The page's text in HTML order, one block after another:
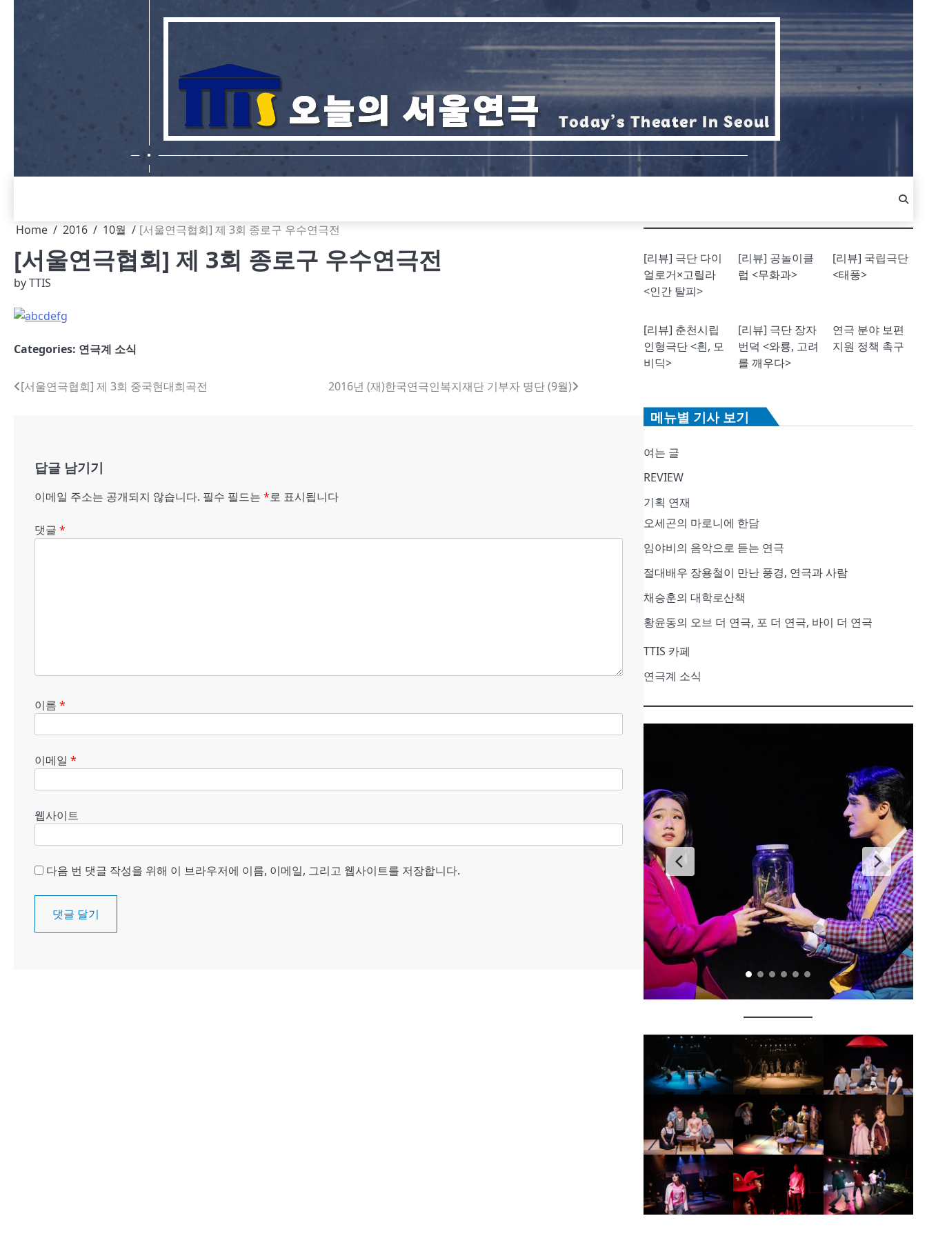
Home 2016 10월 [서울연극협회] 제 3회 종로구 우수연극전
[서울연극협회] 제 3회 종로구 우수연극전
byTTIS
Categories: 연극계 소식
글[서울연극협회] 제 3회 중국현대희곡전 2016년 (재)한국연극인복지재단 기부자 명단 (9월)
답글 남기기
이메일 주소는 공개되지 않습니다. 필수 필드는 *로 표시됩니다
댓글 *
이름 *
이메일 *
웹사이트
다음 번 댓글 작성을 위해 이 브라우저에 이름, 이메일, 그리고 웹사이트를 저장합니다.
[리뷰] 극단 다이
얼로거×고릴라
<인간 탈피>
[리뷰] 공놀이클
럽 <무화과>
[리뷰] 국립극단
<태풍>
[리뷰] 춘천시립
인형극단 <흰, 모
비딕>
[리뷰] 극단 장자
번덕 <와룡, 고려
를 깨우다>
연극 분야 보편
지원 정책 촉구
메뉴별 기사 보기
여는 글
REVIEW
기획 연재
오세곤의 마로니에 한담
임야비의 음악으로 듣는 연극
절대배우 장용철이 만난 풍경, 연극과 사람
채승훈의 대학로산책
황윤동의 오브 더 연극, 포 더 연극, 바이 더 연극
TTIS 카페
연극계 소식